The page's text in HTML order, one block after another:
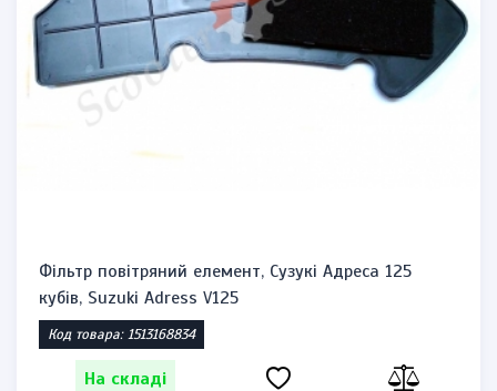
Фільтр повітряний елемент, Сузукі Адреса 125
кубів, Suzuki Adress V125
Код товара: 1513168834
На складі